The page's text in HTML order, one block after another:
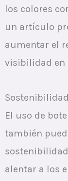
los colores
un artículo
aumentar el
visibilidad en
El uso de
también
alentar a los